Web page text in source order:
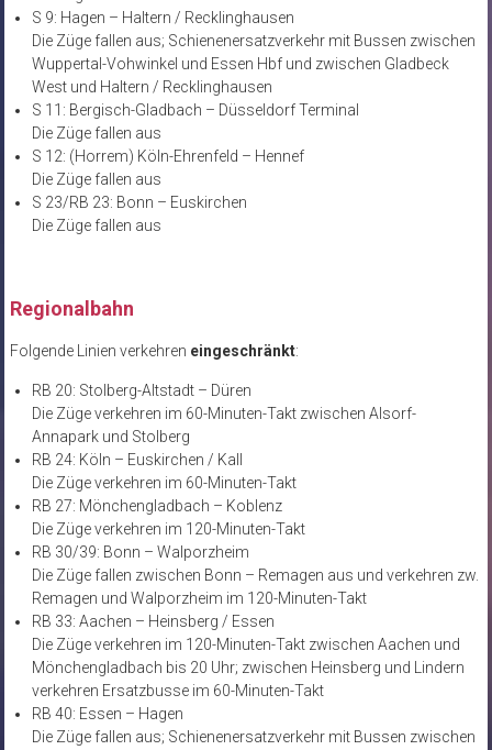
S 9: Hagen – Haltern / Recklinghausen
Die Züge fallen aus; Schienenersatzverkehr mit Bussen zwischen
Wuppertal-Vohwinkel und Essen Hbf und zwischen Gladbeck
West und Haltern / Recklinghausen
S 11: Bergisch-Gladbach – Düsseldorf Terminal
Die Züge fallen aus
S 12: (Horrem) Köln-Ehrenfeld – Hennef
Die Züge fallen aus
S 23/RB 23: Bonn – Euskirchen
Die Züge fallen aus
Regionalbahn
Folgende Linien verkehren eingeschränkt:
RB 20: Stolberg-Altstadt – Düren
Die Züge verkehren im 60-Minuten-Takt zwischen Alsorf-
Annapark und Stolberg
RB 24: Köln – Euskirchen / Kall
Die Züge verkehren im 60-Minuten-Takt
RB 27: Mönchengladbach – Koblenz
Die Züge verkehren im 120-Minuten-Takt
RB 30/39: Bonn – Walporzheim
Die Züge fallen zwischen Bonn – Remagen aus und verkehren zw.
Remagen und Walporzheim im 120-Minuten-Takt
RB 33: Aachen – Heinsberg / Essen
Die Züge verkehren im 120-Minuten-Takt zwischen Aachen und
Mönchengladbach bis 20 Uhr; zwischen Heinsberg und Lindern
verkehren Ersatzbusse im 60-Minuten-Takt
RB 40: Essen – Hagen
Die Züge fallen aus; Schienenersatzverkehr mit Bussen zwischen